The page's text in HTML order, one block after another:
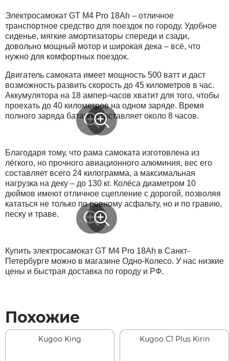
Электросамокат GT M4 Pro 18Ah – отличное
транспортное средство для поездок по городу. Удобное
сиденье, мягкие амортизаторы спереди и сзади,
довольно мощный мотор и широкая дека – всё, что
нужно для комфортных поездок.
Двигатель самоката имеет мощность 500 ватт и даст
возможность развить скорость до 45 километров в час.
Аккумулятора на 18 ампер-часов хватит для того, чтобы
проехать до 40 километров на одном заряде. Время
полного заряда батареи составляет около 8 часов.
Благодаря тому, что рама самоката изготовлена из
лёгкого, но прочного авиационного алюминия, вес его
составляет всего 24 килограмма, а максимальная
нагрузка на деку – до 130 кг. Колёса диаметром 10
дюймов имеют отличное сцепление с дорогой, позволяя
кататься не только по ровному асфальту, но и по гравию,
песку и траве.
Купить электросамокат GT M4 Pro 18Ah в Санкт-
Петербурге можно в магазине Одно-Колесо. У нас низкие
цены и быстрая доставка по городу и РФ.
Похожие
Kugoo King Kugoo C1 Plus Kirin